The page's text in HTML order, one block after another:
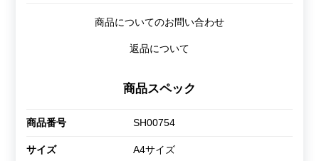
商品についてのお問い合わせ
返品について
商品スペック
商品番号 SH00754
サイズ A4サイズ